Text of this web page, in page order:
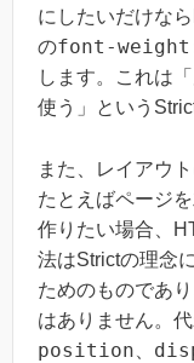
にしたいだけな
のfont-
します。これは
使う」という
また、レイアウ
たとえばページ
作りたい場合、
法はStrictの理念
ためのものであ
はありません。
position